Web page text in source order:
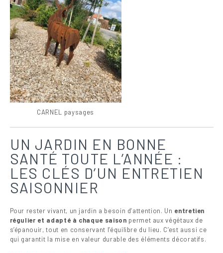
CARNEL paysages
UN JARDIN EN BONNE
SANTÉ TOUTE L’ANNÉE :
LES CLÉS D’UN ENTRETIEN
SAISONNIER
Pour rester vivant, un jardin a besoin d’attention. Un entretien
régulier et adapté à chaque saison permet aux végétaux de
s’épanouir, tout en conservant l’équilibre du lieu. C’est aussi ce
qui garantit la mise en valeur durable des éléments décoratifs.